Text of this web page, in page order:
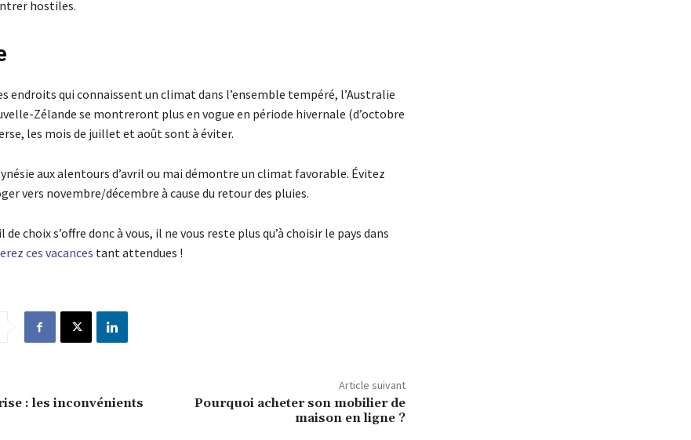
hostiles.
endroits qui connaissent un climat dans l’ensemble tempéré, l’Australie
Zélande se montreront plus en vogue en période hivernale (d’octobre
les mois de juillet et août sont à éviter.
aux alentours d’avril ou mai démontre un climat favorable. Évitez
vers novembre/décembre à cause du retour des pluies.
choix s’offre donc à vous, il ne vous reste plus qu’à choisir le pays dans
ces vacances tant attendues !
: les inconvénients
Article suivant
Pourquoi acheter son mobilier de
maison en ligne ?